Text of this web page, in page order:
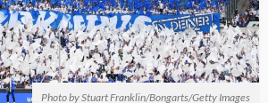
Photo by Stuart Franklin/Bongarts/Getty Images